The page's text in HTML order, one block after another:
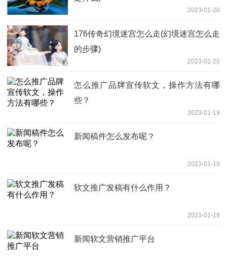
2023-01-20
176传奇幻境迷宫怎么走(幻境迷宫怎么走
的步骤)
2023-01-20
怎么推广品牌宣传软文，操作方法有哪
些？
2023-01-19
新闻稿件怎么发布呢？
2023-01-19
软文推广发稿有什么作用？
2023-01-19
新闻软文营销推广平台